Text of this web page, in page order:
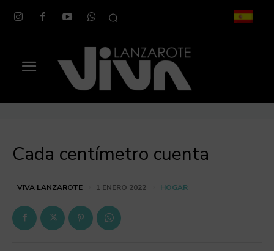
Cada centímetro cuenta
VIVA LANZAROTE 1 ENERO 2022 HOGAR